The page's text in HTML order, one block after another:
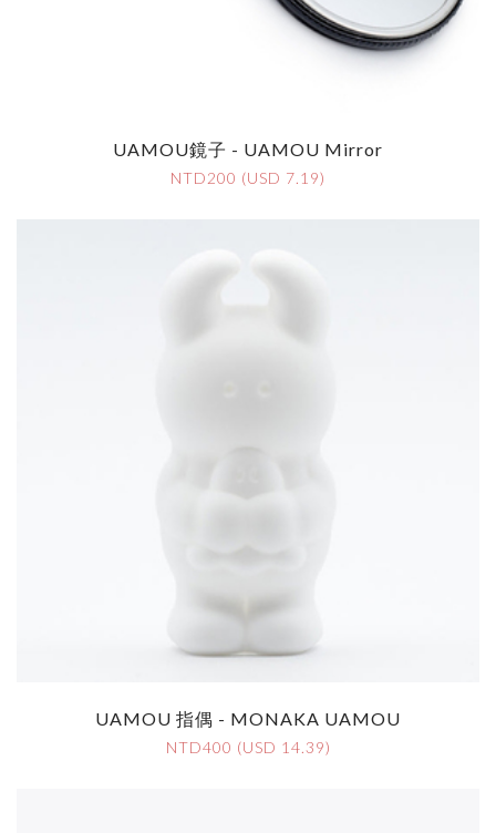
UAMOU鏡子 - UAMOU Mirror
NTD200 (USD 7.19)
UAMOU 指偶 - MONAKA UAMOU
NTD400 (USD 14.39)